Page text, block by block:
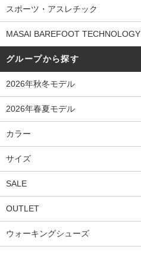
スポーツ・アスレチック
MASAI BAREFOOT TECHNOLOGY
グループから探す
2026年秋冬モデル
2026年春夏モデル
カラー
サイズ
SALE
OUTLET
ウォーキングシューズ